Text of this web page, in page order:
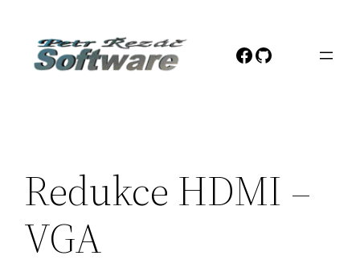
obsah
Facebook
GitHub
Redukce HDMI –
VGA